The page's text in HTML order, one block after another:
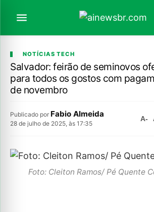
NOTÍCIAS TECH
Salvador: feirão de seminovos
para todos os gostos com
de novembro
Publicado por Fabio Almeida
28 de julho de 2025, às 17:35
A-
Foto: Cleiton Ramos/ Pé Quente